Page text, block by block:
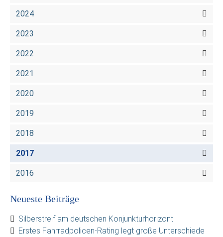
2024
2023
2022
2021
2020
2019
2018
2017
2016
Neueste Beiträge
Silberstreif am deutschen Konjunkturhorizont
Erstes Fahrradpolicen-Rating legt große Unterschiede